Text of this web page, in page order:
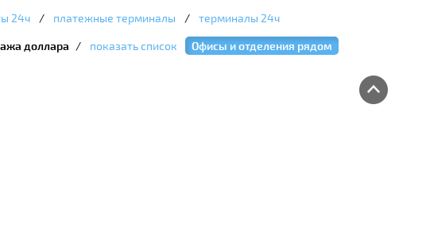
24ч / платежные терминалы / терминалы 24ч
доллара / показать список Офисы и отделения рядом